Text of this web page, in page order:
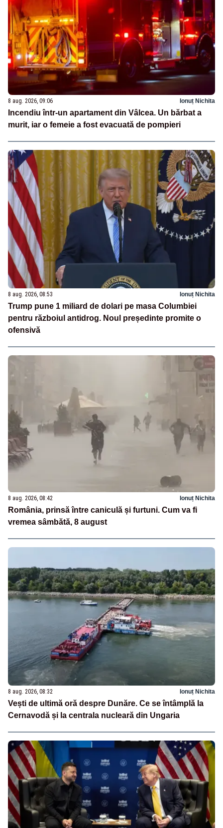
8 aug. 2026, 09:06 Ionuț Nichita
Incendiu într-un apartament din Vâlcea. Un bărbat a
murit, iar o femeie a fost evacuată de pompieri
8 aug. 2026, 08:53 Ionuț Nichita
Trump pune 1 miliard de dolari pe masa Columbiei
pentru războiul antidrog. Noul președinte promite o
ofensivă
8 aug. 2026, 08:42 Ionuț Nichita
România, prinsă între caniculă și furtuni. Cum va fi
vremea sâmbătă, 8 august
8 aug. 2026, 08:32 Ionuț Nichita
Vești de ultimă oră despre Dunăre. Ce se întâmplă la
Cernavodă și la centrala nucleară din Ungaria